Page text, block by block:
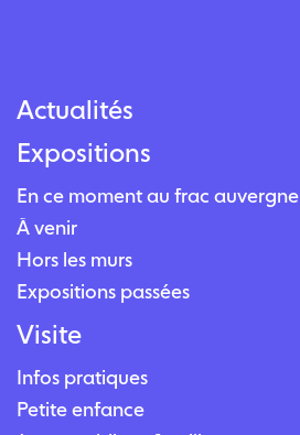
Actualités
Expositions
En ce moment au frac auvergne
À venir
Hors les murs
Expositions passées
Visite
Infos pratiques
Petite enfance